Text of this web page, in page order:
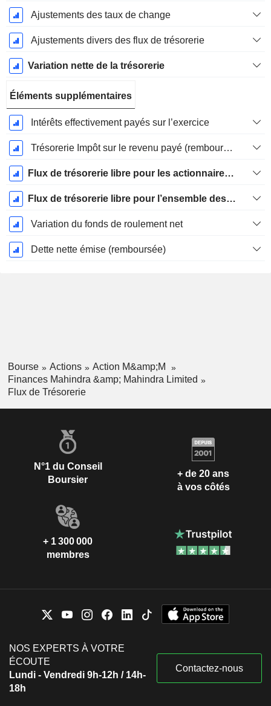
Ajustements des taux de change
Ajustements divers des flux de trésorerie
Variation nette de la trésorerie
Éléments supplémentaires
Intérêts effectivement payés sur l’exercice
Trésorerie Impôt sur le revenu payé (remboursement)Impôt effectivement payé (remboursé) sur l’exercice
Flux de trésorerie libre pour les actionnaires FCFE
Flux de trésorerie libre pour l’ensemble des pourvoyeurs de fonds (créanciers et actionnaires) FCFF
Variation du fonds de roulement net
Dette nette émise (remboursée)
Bourse Actions
Action M&amp;M
Finances Mahindra &amp; Mahindra Limited
Flux de Trésorerie
N°1 du Conseil
Boursier
+ de 20 ans
à vos côtés
+ 1 300 000
membres
NOS EXPERTS À VOTRE
ÉCOUTE
Lundi - Vendredi 9h-12h / 14h-
18h
Contactez-nous